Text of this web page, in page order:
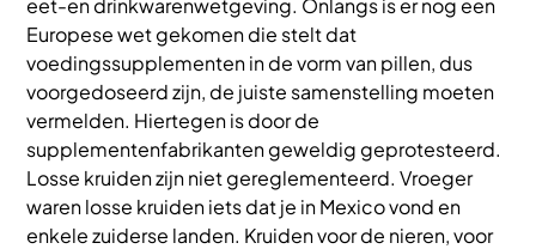
eet-en drinkwarenwetgeving. Onlangs is er nog een
Europese wet gekomen die stelt dat
voedingssupplementen in de vorm van pillen, dus
voorgedoseerd zijn, de juiste samenstelling moeten
vermelden. Hiertegen is door de
supplementenfabrikanten geweldig geprotesteerd.
Losse kruiden zijn niet gereglementeerd. Vroeger
waren losse kruiden iets dat je in Mexico vond en
enkele zuiderse landen. Kruiden voor de nieren, voor